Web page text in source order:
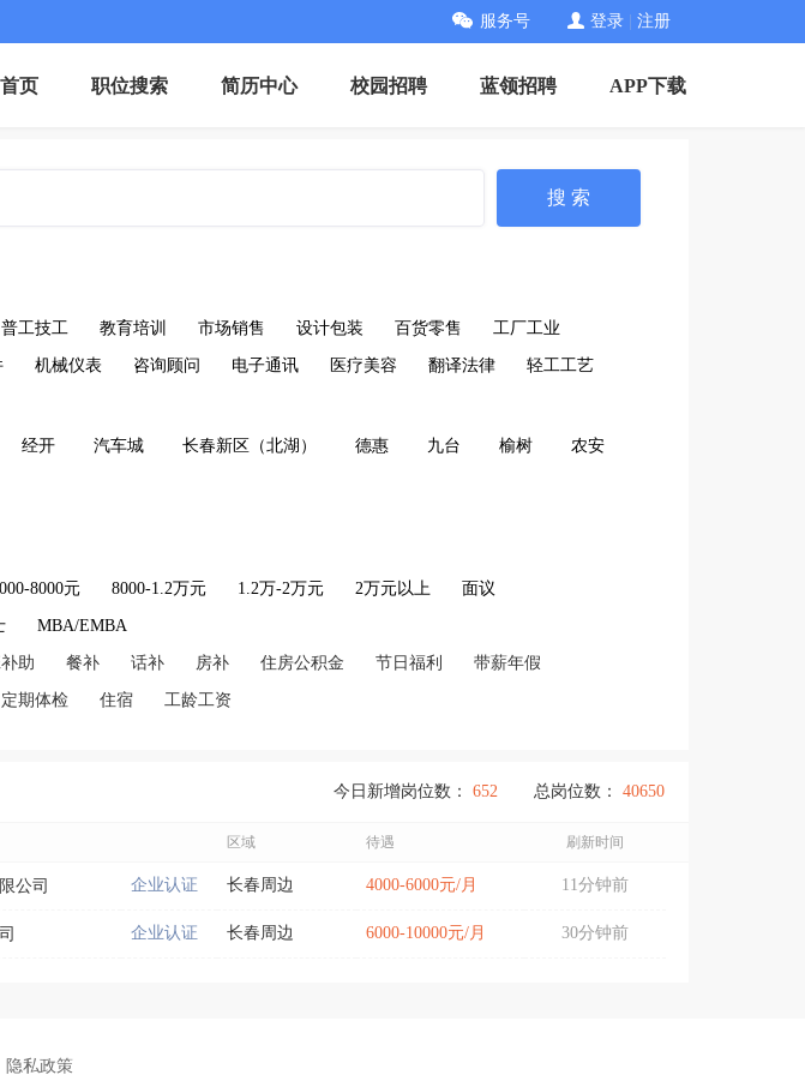
服务号 登录 注册
首页 职位搜索 简历中心 校园招聘 蓝领招聘 APP下载
搜 索
普工技工 教育培训 市场销售 设计包装 百货零售 工厂工业
机械仪表 咨询顾问 电子通讯 医疗美容 翻译法律 轻工工艺
经开 汽车城 长春新区（北湖） 德惠 九台 榆树
农安
8000元 8000-1.2万元 1.2万-2万元 2万元以上 面议
MBA/EMBA
助 餐补 话补 房补 住房公积金 节日福利 带薪年假
定期体检 住宿 工龄工资
总岗位数： 40650
今日新增岗位数： 652
区域 待遇 刷新时间
公司 企业认证 长春周边 4000-6000元/月 11分钟前
企业认证 长春周边 6000-10000元/月 30分钟前
隐私政策